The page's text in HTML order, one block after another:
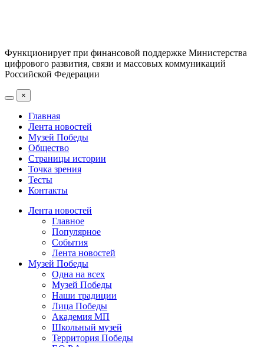
Функционирует при финансовой поддержке Министерства
цифрового развития, связи и массовых коммуникаций
Российской Федерации
×
Главная
Лента новостей
Музей Победы
Общество
Страницы истории
Точка зрения
Тесты
Контакты
Лента новостей
Главное
Популярное
События
Лента новостей
Музей Победы
Одна на всех
Музей Победы
Наши традиции
Лица Победы
Академия МП
Школьный музей
Территория Победы